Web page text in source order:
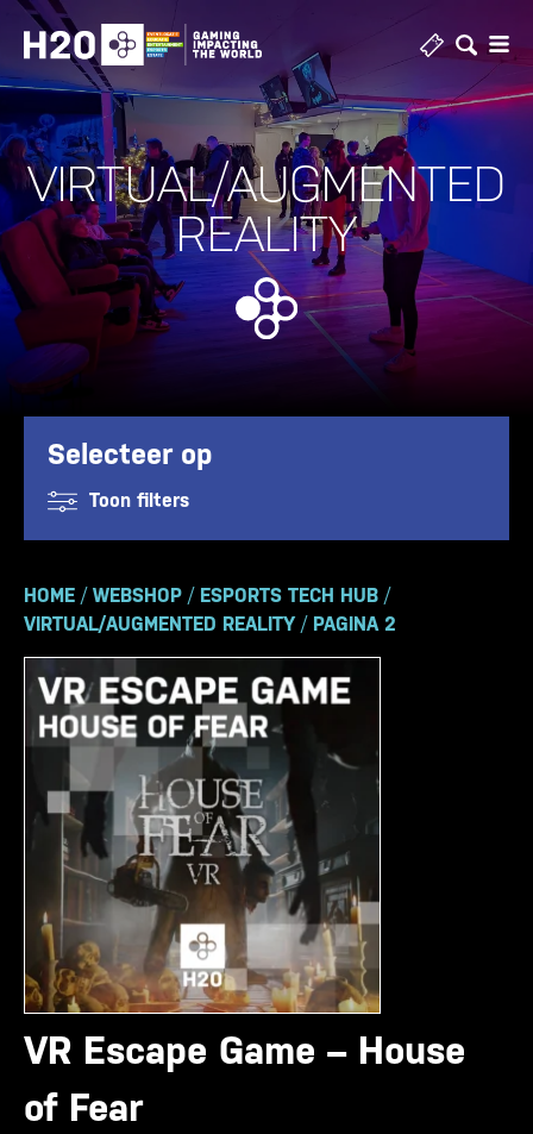
Skip
VIRTUAL/AUGMENTED
REALITY
Selecteer op
Toon filters
HOME / WEBSHOP / ESPORTS TECH HUB /
VIRTUAL/AUGMENTED REALITY/ PAGINA 2
VR Escape Game – House
of Fear